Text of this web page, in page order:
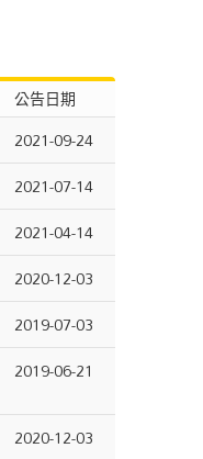
公告日期
2021-09-24
2021-07-14
2021-04-14
2020-12-03
2019-07-03
2019-06-21
2020-12-03